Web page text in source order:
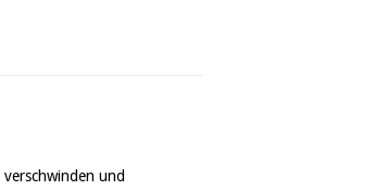
und